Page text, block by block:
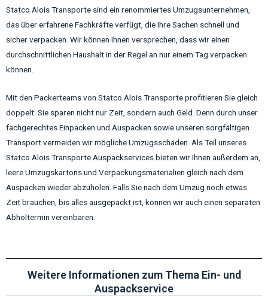
Statco Alois Transporte sind ein renommiertes Umzugsunternehmen,
das über erfahrene Fachkräfte verfügt, die Ihre Sachen schnell und
sicher verpacken. Wir können Ihnen versprechen, dass wir einen
durchschnittlichen Haushalt in der Regel an nur einem Tag verpacken
können.
Mit den Packerteams von Statco Alois Transporte profitieren Sie gleich
doppelt: Sie sparen nicht nur Zeit, sondern auch Geld. Denn durch unser
fachgerechtes Einpacken und Auspacken sowie unseren sorgfältigen
Transport vermeiden wir mögliche Umzugsschäden. Als Teil unseres
Statco Alois Transporte Auspackservices bieten wir Ihnen außerdem an,
leere Umzugskartons und Verpackungsmaterialien gleich nach dem
Auspacken wieder abzuholen. Falls Sie nach dem Umzug noch etwas
Zeit brauchen, bis alles ausgepackt ist, können wir auch einen separaten
Abholtermin vereinbaren.
Weitere Informationen zum Thema Ein- und
Auspackservice